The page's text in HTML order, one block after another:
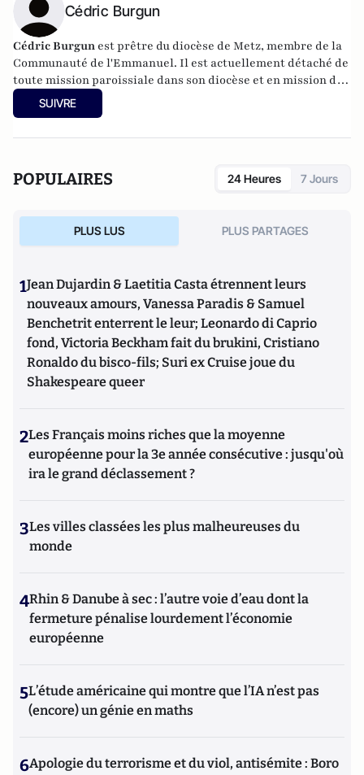
Cédric Burgun
Cédric Burgun est prêtre du diocèse de Metz, membre de la
Communauté de l'Emmanuel. Il est actuellement détaché de
toute mission paroissiale dans son diocèse et en mission de
doctorat et d'enseignement en droit canonique.
SUIVRE
POPULAIRES 24 Heures 7 Jours
PLUS LUS PLUS PARTAGES
1Jean Dujardin & Laetitia Casta étrennent leurs
nouveaux amours, Vanessa Paradis & Samuel
Benchetrit enterrent le leur; Leonardo di Caprio
fond, Victoria Beckham fait du brukini, Cristiano
Ronaldo du bisco-fils; Suri ex Cruise joue du
Shakespeare queer
2Les Français moins riches que la moyenne
européenne pour la 3e année consécutive : jusqu'où
ira le grand déclassement ?
3Les villes classées les plus malheureuses du
monde
4Rhin & Danube à sec : l’autre voie d’eau dont la
fermeture pénalise lourdement l’économie
européenne
5L’étude américaine qui montre que l’IA n’est pas
(encore) un génie en maths
6Apologie du terrorisme et du viol, antisémite : Boro